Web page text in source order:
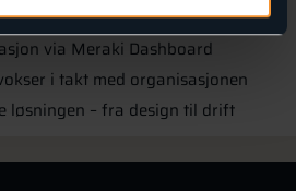
ansatte, gjester, og systemer
via Meraki Dashboard
i takt med organisasjonen
løsningen – fra design til drift